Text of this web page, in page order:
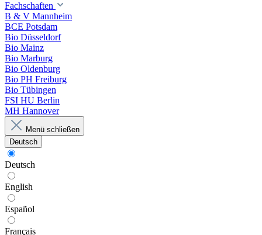
Fachschaften
B & V Mannheim
BCE Potsdam
Bio Düsseldorf
Bio Mainz
Bio Marburg
Bio Oldenburg
Bio PH Freiburg
Bio Tübingen
FSI HU Berlin
MH Hannover
Menü schließen
Deutsch
Deutsch
English
Español
Français